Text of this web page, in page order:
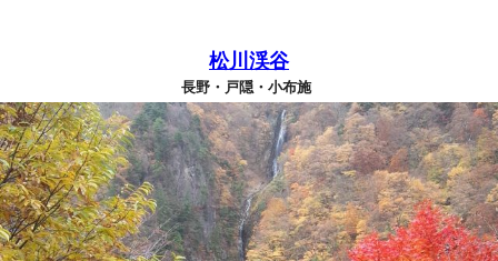
松川渓谷
長野・戸隠・小布施